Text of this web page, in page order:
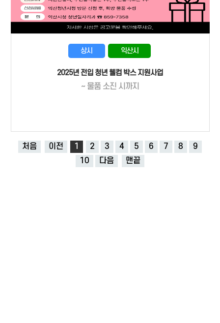
상시 익산시
2025년 전입 청년 웰컴 박스 지원사업
~ 물품 소진 시까지
처음 이전 1 2 3 4 5 6 7 8
9
10
다음 맨끝